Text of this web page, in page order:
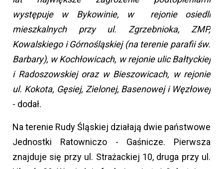
występuje w Bykowinie, w rejonie osiedli
mieszkalnych przy ul. Zgrzebnioka, ZMP,
Kowalskiego i Górnośląskiej (na terenie parafii św.
Barbary), w Kochłowicach, w rejonie ulic Bałtyckiej
i Radoszowskiej oraz w Bieszowicach, w rejonie
ul. Kokota, Gęsiej, Zielonej, Basenowej i Węzłowej
- dodał.
Na terenie Rudy Śląskiej działają dwie państwowe
Jednostki Ratowniczo - Gaśnicze. Pierwsza
znajduje się przy ul. Strażackiej 10, druga przy ul.